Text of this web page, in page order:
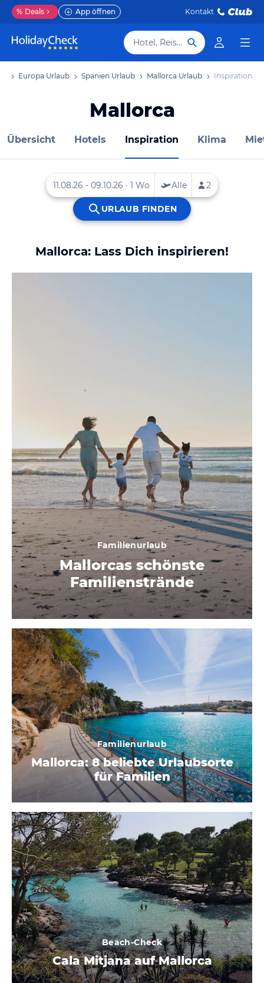
% Deals App öffnen Kontakt
Hotel, Reiseziel
Europa Urlaub Spanien Urlaub Mallorca Urlaub Inspiration
Mallorca
Übersicht Hotels Inspiration Klima
Mallorca: Lass Dich inspirieren!
Familienurlaub
Mallorcas schönste
Familienstrände
Familienurlaub
Mallorca: 8 beliebte Urlaubsorte
für Familien
Beach-Check
Cala Mitjana auf Mallorca